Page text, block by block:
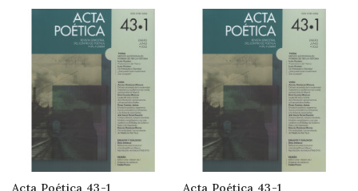
Acta Poética 43-1 Acta Poética 43-1